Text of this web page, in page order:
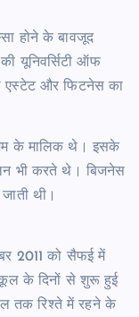
होने के बावजूद
यूनिवर्सिटी ऑफ
एस्टेट और फिटनेस का
के मालिक थे। इसके
भी करते थे। बिजनेस
थी।
2011 को सैफई में
के दिनों से शुरू हुई
तक रिश्ते में रहने के